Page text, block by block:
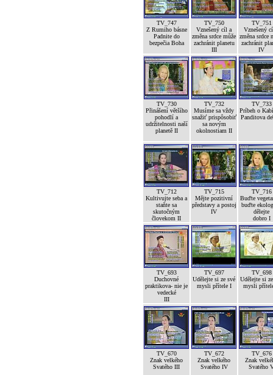
TV_747
Z Rumiho básne
Padnite do
bezpečia Boha
TV_750
Vznešený cíl a
změna srdce může
zachránit planetu
III
TV_751
Vznešený
změna srdce
zachránit
IV
TV_730
Přinášení většího
pohodlí a
udržitelnosti naší
planetě II
TV_732
Musíme sa vždy
snažiť prispôsobiť
sa novým
okolnostiam II
TV_733
Príbeh o
Panditova
TV_712
Kultivujte seba a
staňte sa
skutočným
človekom II
TV_715
Mějte pozitivní
představy a postoj
IV
TV_716
Buďte
buďte
dělejte
dobro I
TV_693
Duchovné
praktikova- nie je
vedecké
III
TV_697
Udělejte si ze své
mysli přítele I
TV_698
Udělejte si
mysli
TV_670
Znak velkého
Svatého III
TV_672
Znak velkého
Svatého IV
TV_676
Znak
Svatého